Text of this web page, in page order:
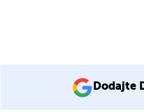
Dodajte